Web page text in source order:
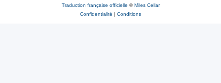
Traduction française officielle ©Miles Cellar
Confidentialité | Conditions